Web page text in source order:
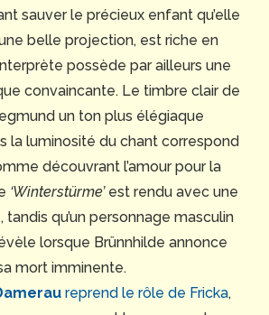
sauver le précieux enfant qu’elle
belle projection, est riche en
possède par ailleurs une
convaincante. Le timbre clair de
un ton plus élégiaque
la luminosité du chant correspond
découvrant l’amour pour la
‘Winterstürme’est rendu avec une
qu’un personnage masculin
lorsque Brünnhilde annonce
mort imminente.
reprend le rôle de Fricka,